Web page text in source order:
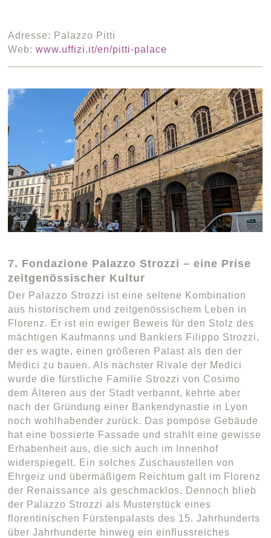
Adresse: Palazzo Pitti
Web:www.uffizi.it/en/pitti-palace
7. Fondazione Palazzo Strozzi – eine Prise
zeitgenössischer Kultur
Der Palazzo Strozzi ist eine seltene Kombination
aus historischem und zeitgenössischem Leben in
Florenz. Er ist ein ewiger Beweis für den Stolz des
mächtigen Kaufmanns und Bankiers Filippo Strozzi,
der es wagte, einen größeren Palast als den der
Medici zu bauen. Als nächster Rivale der Medici
wurde die fürstliche Familie Strozzi von Cosimo
dem Älteren aus der Stadt verbannt, kehrte aber
nach der Gründung einer Bankendynastie in Lyon
noch wohlhabender zurück. Das pompöse Gebäude
hat eine bossierte Fassade und strahlt eine gewisse
Erhabenheit aus, die sich auch im Innenhof
widerspiegelt. Ein solches Zuschaustellen von
Ehrgeiz und übermäßigem Reichtum galt im Florenz
der Renaissance als geschmacklos. Dennoch blieb
der Palazzo Strozzi als Musterstück eines
florentinischen Fürstenpalasts des 15. Jahrhunderts
über Jahrhunderte hinweg ein einflussreiches